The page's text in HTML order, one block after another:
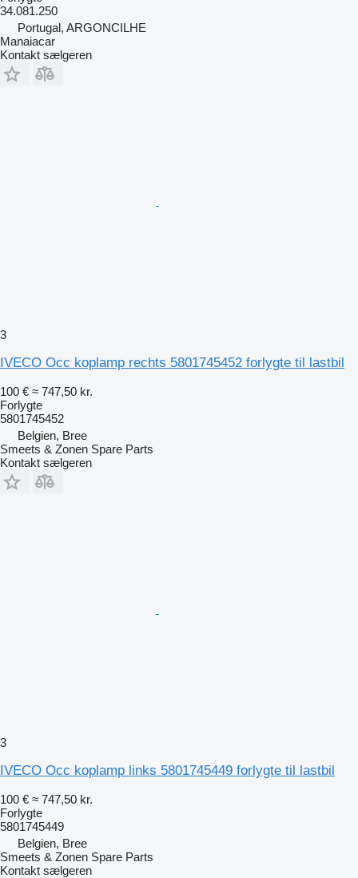
34.081.250
Portugal, ARGONCILHE
Manaiacar
Kontakt sælgeren
3
IVECO Occ koplamp rechts 5801745452 forlygte til lastbil
100 € ≈ 747,50 kr.
Forlygte
5801745452
Belgien, Bree
Smeets & Zonen Spare Parts
Kontakt sælgeren
3
IVECO Occ koplamp links 5801745449 forlygte til lastbil
100 € ≈ 747,50 kr.
Forlygte
5801745449
Belgien, Bree
Smeets & Zonen Spare Parts
Kontakt sælgeren